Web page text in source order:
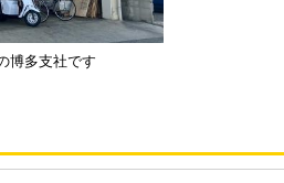
博多支社です